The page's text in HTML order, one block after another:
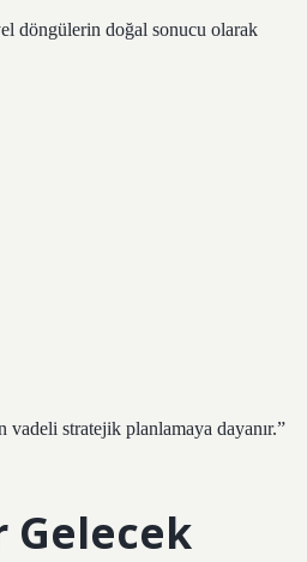
döngülerin doğal sonucu olarak
vadeli stratejik planlamaya dayanır.”
Gelecek